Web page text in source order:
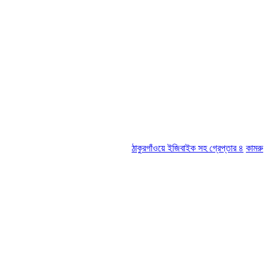
ঠাকুরগাঁওয়ে ইজিবাইক সহ গ্রেপ্তার ৪ কামরুল-জসিম